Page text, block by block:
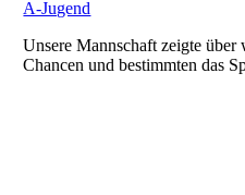
A-Jugend
Unsere Mannschaft zeigte
Chancen und bestimmten das